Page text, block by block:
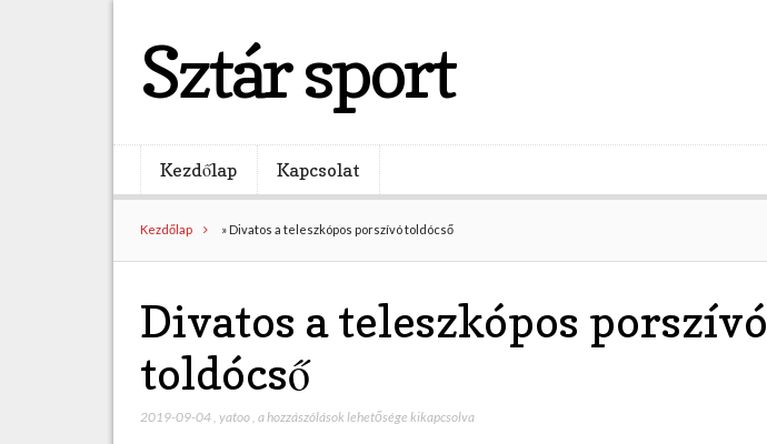
Sztár sport
Kezdőlap Kapcsolat
Kezdőlap » Divatos a teleszkópos porszívó toldócső
Divatos a teleszkópos porszívó
toldócső
2019-09-04 ,yatoo ,D
a hozzászólások lehetősége kikapcsolva